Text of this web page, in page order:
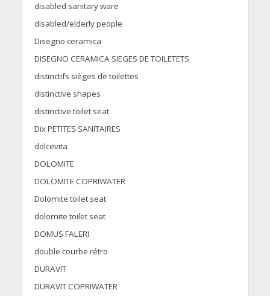
disabled sanitary ware
disabled/elderly people
Disegno ceramica
DISEGNO CERAMICA SIEGES DE TOILETETS
distinctifs sièges de toilettes
distinctive shapes
distinctive toilet seat
Dix PETITES SANITAIRES
dolcevita
DOLOMITE
DOLOMITE COPRIWATER
Dolomite toilet seat
dolomite toilet seat
DOMUS FALERI
double courbe rétro
DURAVIT
DURAVIT COPRIWATER